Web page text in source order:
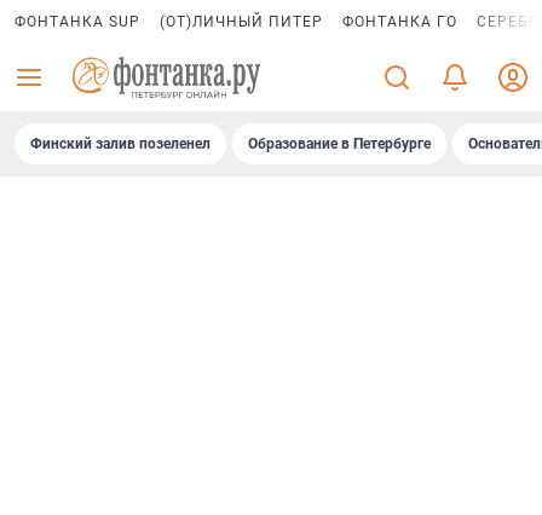
ФОНТАНКА SUP (ОТ)ЛИЧНЫЙ ПИТЕР ФОНТАНКА ГО
Финский залив позеленел Образование в Петербурге